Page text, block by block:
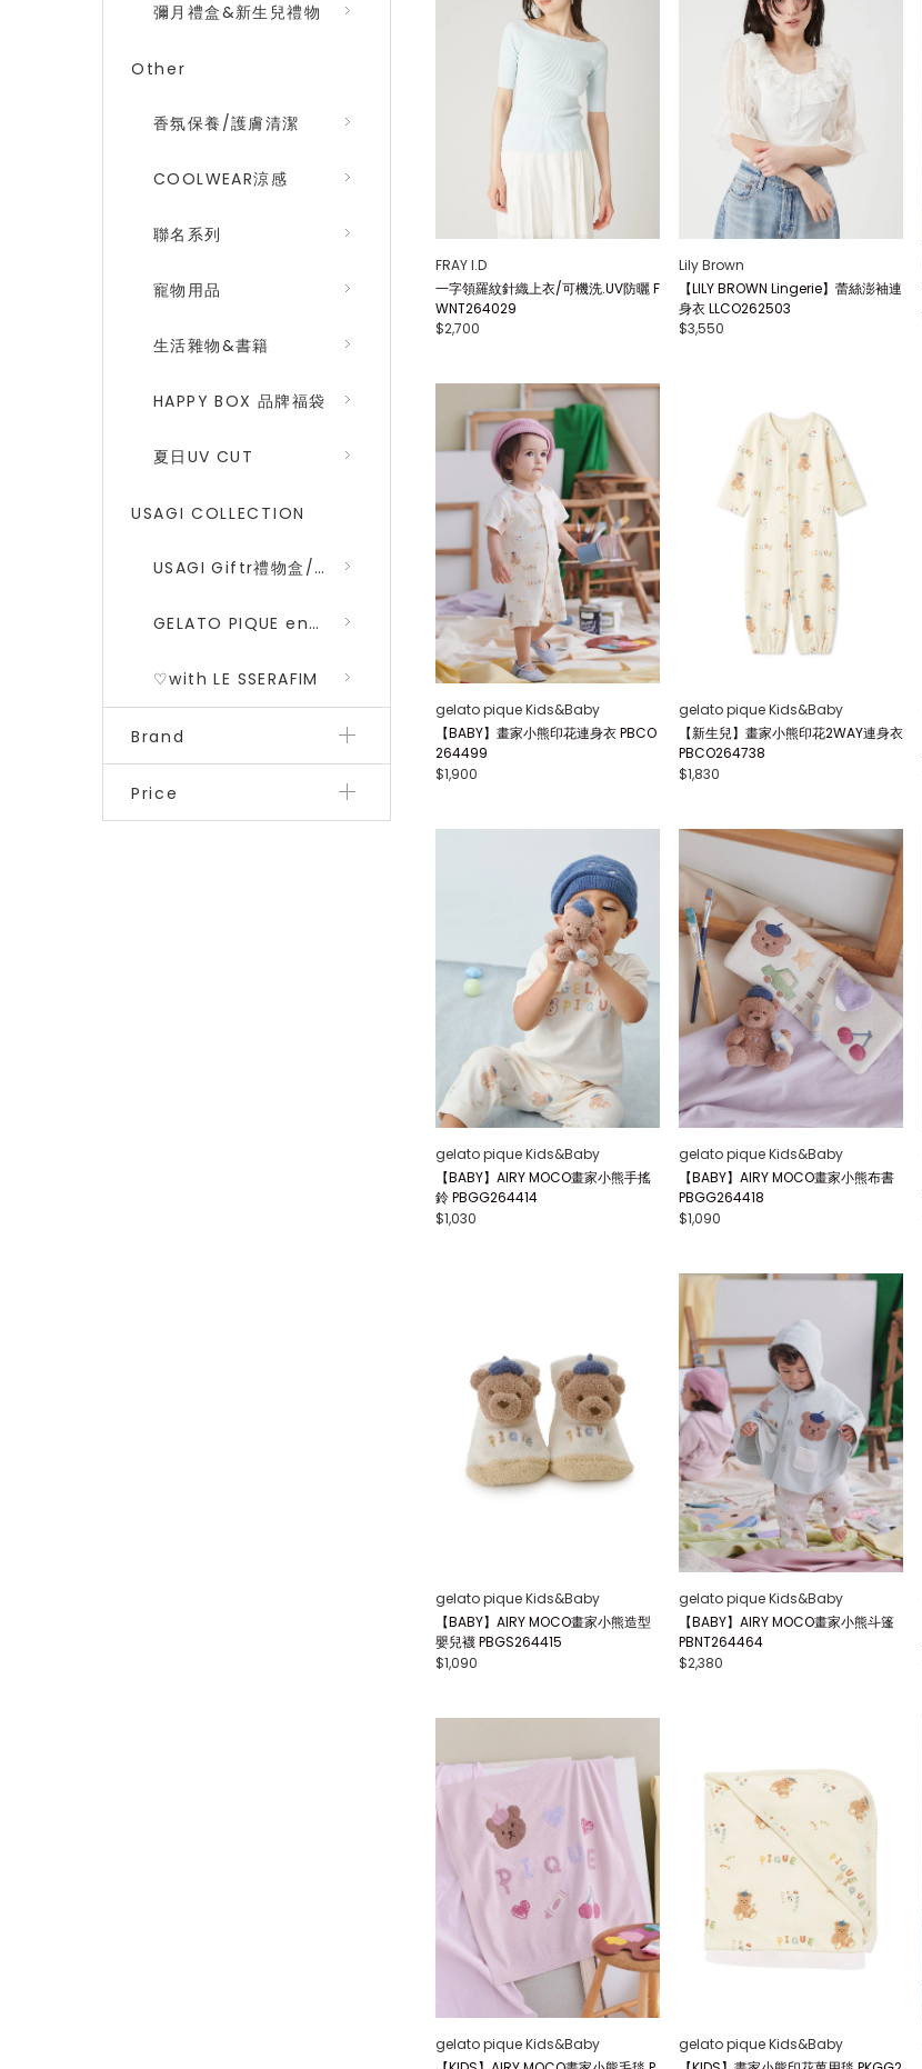
彌月禮盒&新生兒禮物
Other
香氛保養/護膚清潔
COOLWEAR涼感
聯名系列
寵物用品
生活雜物&書籍
HAPPY BOX 品牌福袋
夏日UV CUT
USAGI COLLECTION
USAGI Giftr禮物盒/包裝盒
GELATO PIQUE encounters DRAGON QUEST 勇者鬥惡龍 二彈
♡with LE SSERAFIM
Brand
Price
FRAY I.D
一字領羅紋針織上衣/可機洗.UV防曬 F
WNT264029
$2,700
Lily Brown
【LILY BROWN Lingerie】蕾絲澎袖連
身衣 LLCO262503
$3,550
gelato pique Kids&Baby
【BABY】畫家小熊印花連身衣 PBCO
264499
$1,900
gelato pique Kids&Baby
【新生兒】畫家小熊印花2WAY連身衣
PBCO264738
$1,830
gelato pique Kids&Baby
【BABY】AIRY MOCO畫家小熊手搖
鈴 PBGG264414
$1,030
gelato pique Kids&Baby
【BABY】AIRY MOCO畫家小熊布書
PBGG264418
$1,090
gelato pique Kids&Baby
【BABY】AIRY MOCO畫家小熊造型
嬰兒襪 PBGS264415
$1,090
gelato pique Kids&Baby
【BABY】AIRY MOCO畫家小熊斗篷
PBNT264464
$2,380
gelato pique Kids&Baby
gelato pique Kids&Baby